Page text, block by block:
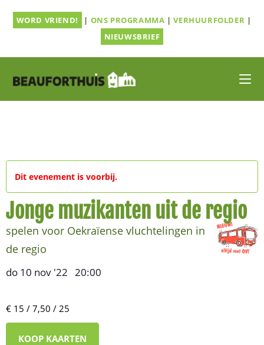
naarWORD VRIEND! | ONS PROGRAMMA |VERHUURFOLDER |
NIEUWSBRIEF
Dit evenement is voorbij.
Jonge muzikanten uit de regio
spelen voor Oekraïense vluchtelingen in
de regio
do 10 nov '22 20:00
€ 15 / 7,50 / 25
KOOP KAARTEN